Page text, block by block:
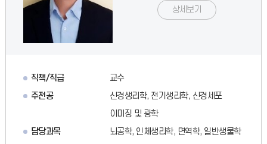
상세보기
직책/직급
교수
주전공
신경생리학, 전기생리학, 신경세포
이미징 및 광학
담당과목
뇌공학, 인체생리학, 면역학, 일반생물학